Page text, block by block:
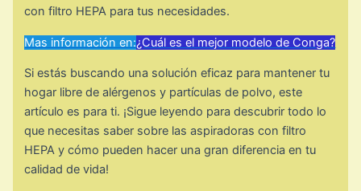
con filtro HEPA para tus necesidades.
Mas información en:¿Cuál es el mejor modelo de Conga?
Si estás buscando una solución eficaz para mantener tu
hogar libre de alérgenos y partículas de polvo, este
artículo es para ti. ¡Sigue leyendo para descubrir todo lo
que necesitas saber sobre las aspiradoras con filtro
HEPA y cómo pueden hacer una gran diferencia en tu
calidad de vida!